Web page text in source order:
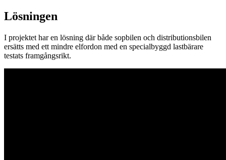
Lösningen
I projektet har en lösning där både sopbilen och distributionsbilen
ersätts med ett mindre elfordon med en specialbyggd lastbärare
testats framgångsrikt.